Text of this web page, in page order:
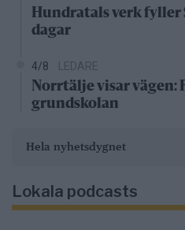
Hundratals verk fyller
dagar
4/8 LEDARE
Norrtälje visar vägen:
grundskolan
Hela nyhetsdygnet
Lokala podcasts